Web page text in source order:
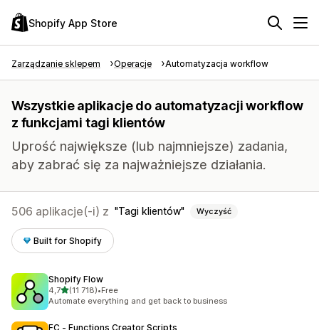
Shopify App Store
Zarządzanie sklepem Operacje Automatyzacja workflow
Wszystkie aplikacje do automatyzacji workflow
z funkcjami tagi klientów
Uprość największe (lub najmniejsze) zadania,
aby zabrać się za najważniejsze działania.
506 aplikacje(-i) z Tagi klientów Wyczyść
Built for Shopify
Shopify Flow
4,7na 5 gwiazdek
(11 718)
Łączna liczba recenzji: 11718
•Free
Automate everything and get back to business
FC ‑ Functions Creator Scripts